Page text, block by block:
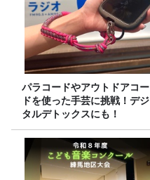
パラコードやアウトドアコー
ドを使った手芸に挑戦！デジ
タルデトックスにも！